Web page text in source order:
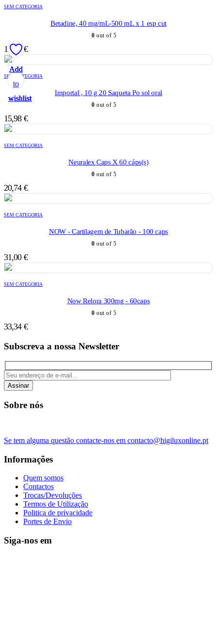
Add
to
wishlist
SEM CATEGORIA
Betadine, 40 mg/mL-500 mL x 1 esp cut
0 out of 5
12,15€
Add
to
wishlist
SEM CATEGORIA
Importal , 10 g 20 Saqueta Po sol oral
0 out of 5
15,98 €
Add
to
wishlist
SEM CATEGORIA
Neuralex Caps X 60 cáps(s)
0 out of 5
20,74 €
Add
to
wishlist
SEM CATEGORIA
NOW - Cartilagem de Tubarão - 100 caps
0 out of 5
31,00 €
Add
to
wishlist
SEM CATEGORIA
Now Relora 300mg - 60caps
0 out of 5
33,34 €
Subscreva a nossa Newsletter
Assinar
Sobre nós
Se tem alguma questão contacte-nos em contacto@higiluxonline.pt
Informações
Quem somos
Contactos
Trocas/Devoluções
Termos de Utilização
Politica de privacidade
Portes de Envio
Siga-nos em